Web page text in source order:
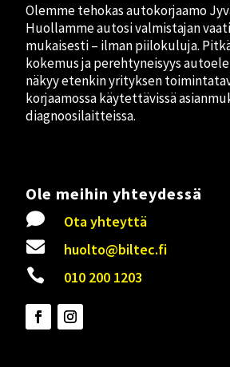
Olemme tehokas autokorjaamo
Huollamme autosi valmistajan
mukaisesti – ilman piilokuluja.
kokemus ja perehtyneisyys
näkyy etenkin yrityksen
korjaamossa käytettävissä
diagnoosilaitteissa.
Ole meihin yhteydessä

Ota yhteyttä

huolto@biltec.fi

010 200 1203